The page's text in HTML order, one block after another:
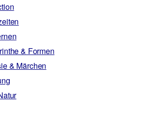
& Formen
& Märchen